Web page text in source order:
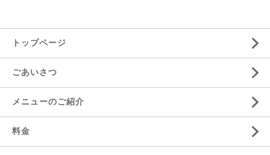
トップページ
ごあいさつ
メニューのご紹介
料金